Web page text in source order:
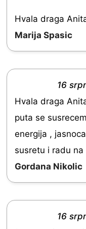
f
5
e
d
5
.
o
u
t
o
f
5
Hvala draga
Marija Spasic
e
16
Hvala draga
puta se
energija ,
susretu i radu na
Gordana Nikolic
16